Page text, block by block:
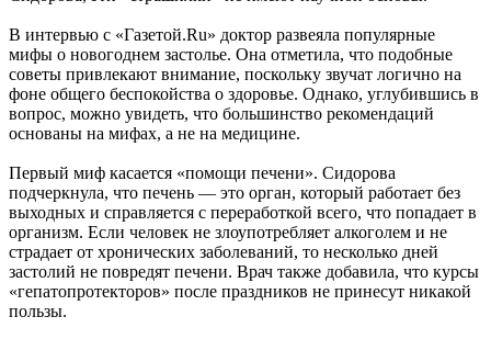
В интервью с «Газетой.Ru» доктор развеяла популярные
мифы о новогоднем застолье. Она отметила, что подобные
советы привлекают внимание, поскольку звучат логично на
фоне общего беспокойства о здоровье. Однако, углубившись в
вопрос, можно увидеть, что большинство рекомендаций
основаны на мифах, а не на медицине.
Первый миф касается «помощи печени». Сидорова
подчеркнула, что печень — это орган, который работает без
выходных и справляется с переработкой всего, что попадает в
организм. Если человек не злоупотребляет алкоголем и не
страдает от хронических заболеваний, то несколько дней
застолий не повредят печени. Врач также добавила, что курсы
«гепатопротекторов» после праздников не принесут никакой
пользы.